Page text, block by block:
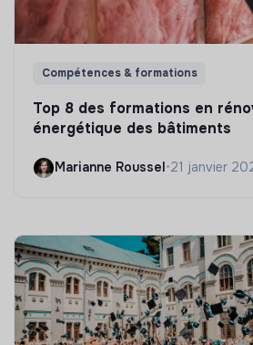
Compétences & formations
Top 8 des formations en
énergétique des bâtiments
Marianne Roussel•21 janvier